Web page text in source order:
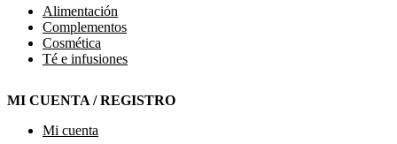
Alimentación
Complementos
Cosmética
Té e infusiones
MI CUENTA / REGISTRO
Mi cuenta